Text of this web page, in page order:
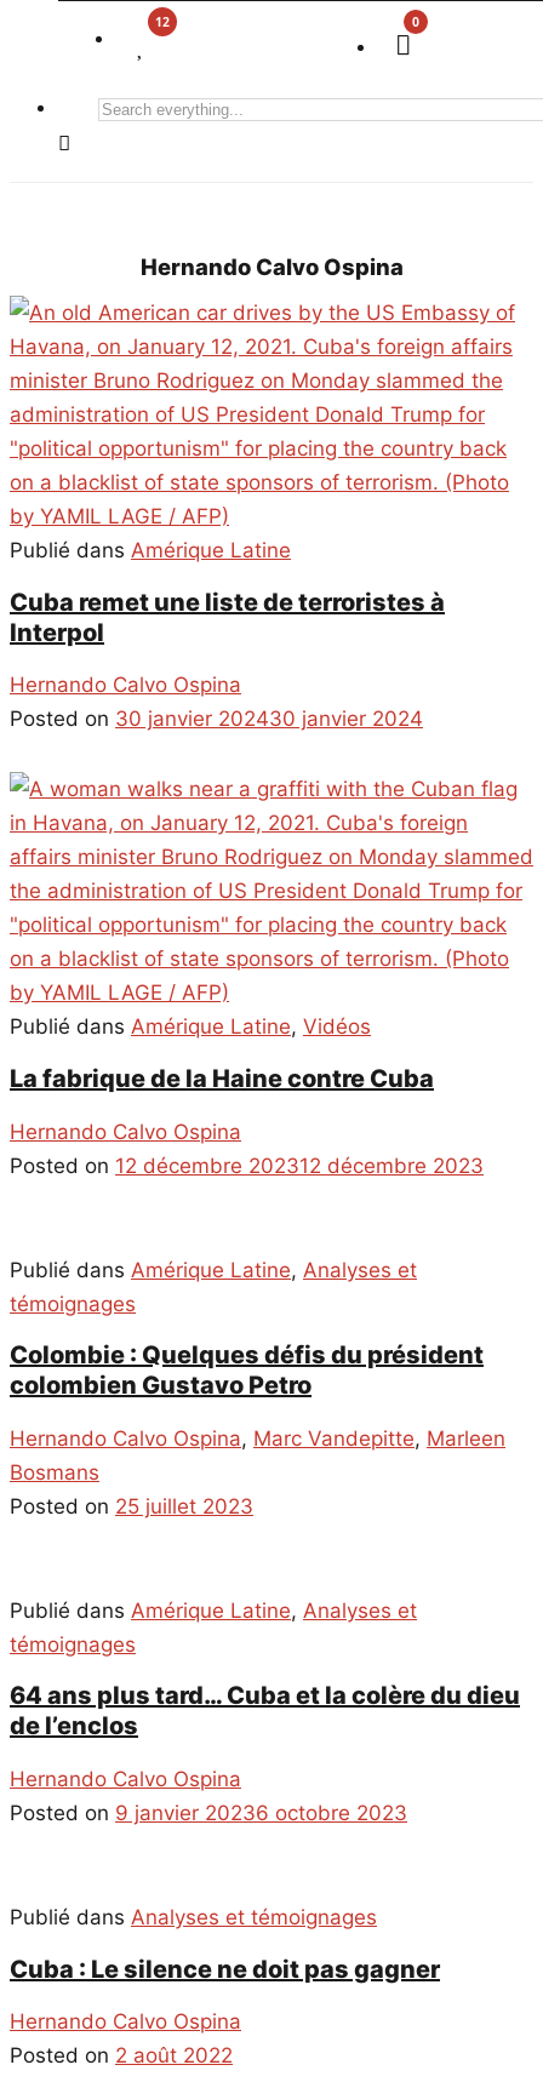
0
Search
Hernando Calvo Ospina
Publié dans Amérique Latine
Cuba remet une liste de terroristes à
Interpol
Hernando Calvo Ospina
Posted on 30 janvier 202430 janvier 2024
Publié dans Amérique Latine, Vidéos
La fabrique de la Haine contre Cuba
Hernando Calvo Ospina
Posted on 12 décembre 202312 décembre 2023
Publié dans Amérique Latine, Analyses et
témoignages
Colombie : Quelques défis du président
colombien Gustavo Petro
Hernando Calvo Ospina, Marc Vandepitte, Marleen
Bosmans
Posted on 25 juillet 2023
Publié dans Amérique Latine, Analyses et
témoignages
64 ans plus tard… Cuba et la colère du dieu
de l’enclos
Hernando Calvo Ospina
Posted on 9 janvier 20236 octobre 2023
Publié dans Analyses et témoignages
Cuba : Le silence ne doit pas gagner
Hernando Calvo Ospina
Posted on 2 août 2022